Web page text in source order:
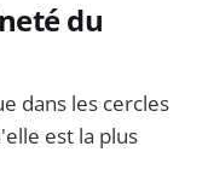
du
dans les cercles
est la plus